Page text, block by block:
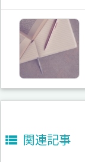
 関連記事